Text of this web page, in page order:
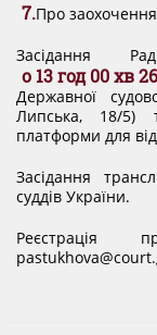
7.Про
Засідання
о 13 год 00 хв
Державної
Липська, 18/5)
платформи для
Засідання
суддів України.
Реєстрація